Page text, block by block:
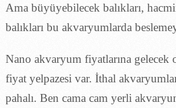
Ama büyüyebilecek balıkları,
balıkları bu akvaryumlarda
Nano akvaryum fiyatlarına gelecek
fiyat yelpazesi var. İthal
pahalı. Ben cama cam yerli